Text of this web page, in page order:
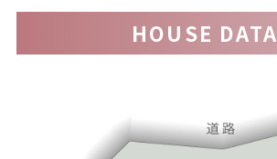
HOUSE DATA